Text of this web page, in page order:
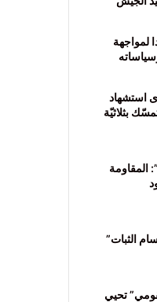
لمواجهة
استشهاد
بثلاثيّة
المقاومة
الثبات”
تحيي